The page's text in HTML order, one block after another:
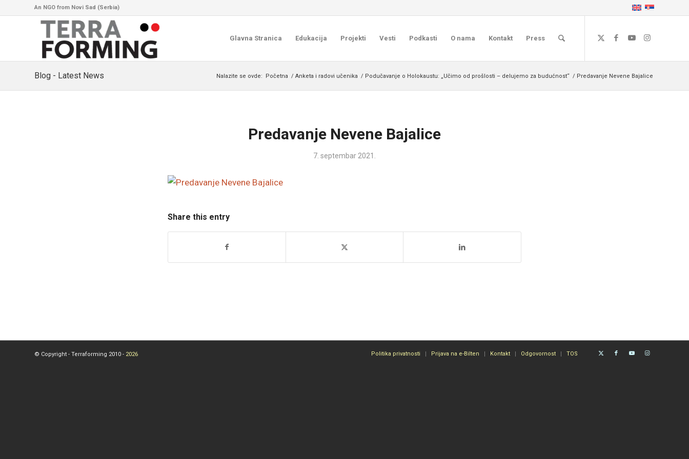
An NGO from Novi Sad (Serbia)
Glavna Stranica Edukacija Projekti Vesti Podkasti O nama Kontakt Press
Blog - Latest News Nalazite se ovde: Početna / Anketa i radovi učenika / Podučavanje o Holokaustu: „Učimo od prošlosti – delujemo za budućnost“ / Predavanje Nevene Bajalice
Predavanje Nevene Bajalice
7. septembar 2021.
Share this entry
© Copyright - Terraforming 2010 - 2026 Politika privatnosti Prijava na e-Bilten Kontakt Odgovornost TOS